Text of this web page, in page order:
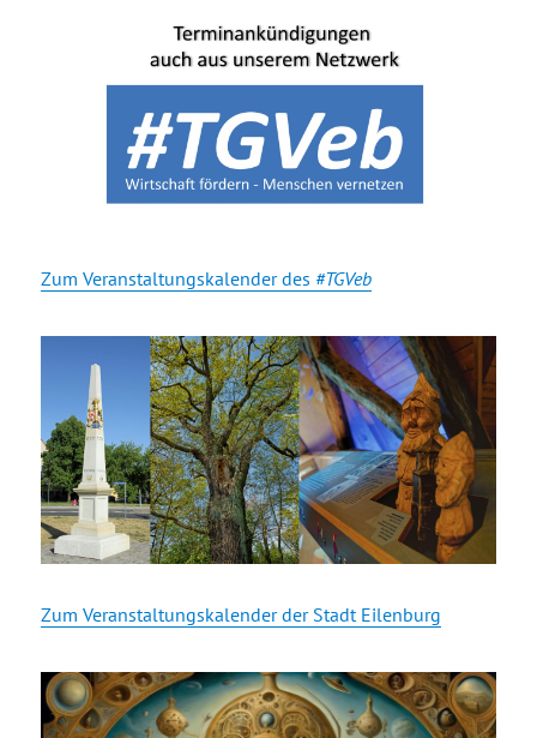
Zum Veranstaltungskalender des #TGVeb
Zum Veranstaltungskalender der Stadt Eilenburg